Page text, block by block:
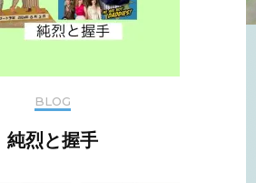
BLOG
純烈と握手